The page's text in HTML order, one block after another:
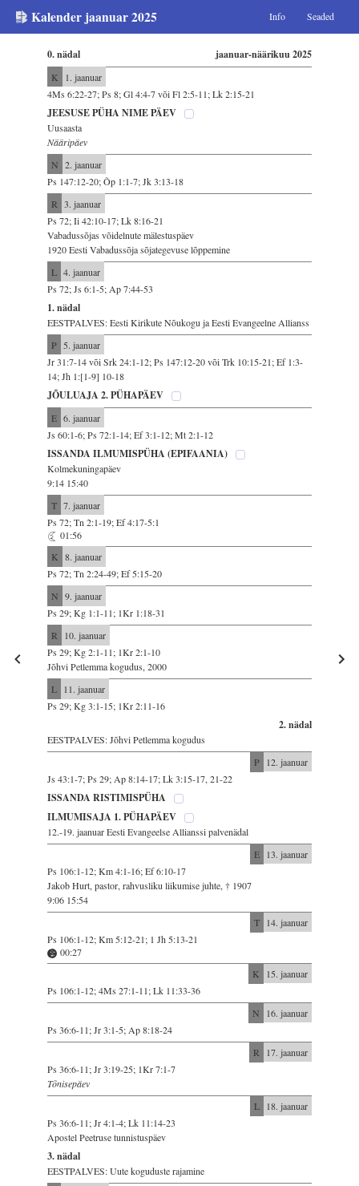
Kalender jaanuar 2025 Info Seaded
0. nädal jaanuar-näärikuu 2025
K
1. jaanuar
4Ms 6:22-27; Ps 8; Gl 4:4-7 või Fl 2:5-11; Lk 2:15-21
JEESUSE PÜHA NIME PÄEV
Uusaasta
Nääripäev
N 2. jaanuar
Ps 147:12-20; Õp 1:1-7; Jk 3:13-18
R 3. jaanuar
Ps 72; Ii 42:10-17; Lk 8:16-21
Vabadussõjas võidelnute mälestuspäev
1920 Eesti Vabadussõja sõjategevuse lõppemine
L 4. jaanuar
Ps 72; Js 6:1-5; Ap 7:44-53
1. nädal
EESTPALVES: Eesti Kirikute Nõukogu ja Eesti Evangeelne Allianss
P 5. jaanuar
Jr 31:7-14 või Srk 24:1-12; Ps 147:12-20 või Trk 10:15-21; Ef 1:3-
14; Jh 1:[1-9] 10-18
JÕULUAJA 2. PÜHAPÄEV
E 6. jaanuar
Js 60:1-6; Ps 72:1-14; Ef 3:1-12; Mt 2:1-12
ISSANDA ILMUMISPÜHA (EPIFAANIA)
Kolmekuningapäev
9:14 15:40
T 7. jaanuar
Ps 72; Tn 2:1-19; Ef 4:17-5:1
01:56
K 8. jaanuar
Ps 72; Tn 2:24-49; Ef 5:15-20
N 9. jaanuar
Ps 29; Kg 1:1-11; 1Kr 1:18-31
R
10. jaanuar
Ps 29; Kg 2:1-11; 1Kr 2:1-10
Jõhvi Petlemma kogudus, 2000
L
11. jaanuar
Ps 29; Kg 3:1-15; 1Kr 2:11-16
2. nädal
EESTPALVES: Jõhvi Petlemma kogudus
P
12. jaanuar
Js 43:1-7; Ps 29; Ap 8:14-17; Lk 3:15-17, 21-22
ISSANDA RISTIMISPÜHA
ILMUMISAJA 1. PÜHAPÄEV
12.-19. jaanuar Eesti Evangeelse Allianssi palvenädal
E
13. jaanuar
Ps 106:1-12; Km 4:1-16; Ef 6:10-17
Jakob Hurt, pastor, rahvusliku liikumise juhte, † 1907
9:06 15:54
T
14. jaanuar
Ps 106:1-12; Km 5:12-21; 1 Jh 5:13-21
00:27
K
15. jaanuar
Ps 106:1-12; 4Ms 27:1-11; Lk 11:33-36
N
16. jaanuar
Ps 36:6-11; Jr 3:1-5; Ap 8:18-24
R
17. jaanuar
Ps 36:6-11; Jr 3:19-25; 1Kr 7:1-7
Tõnisepäev
L
18. jaanuar
Ps 36:6-11; Jr 4:1-4; Lk 11:14-23
Apostel Peetruse tunnistuspäev
3. nädal
EESTPALVES: Uute koguduste rajamine